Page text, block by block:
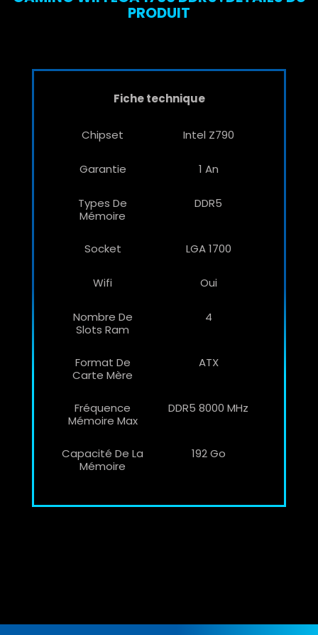
PRODUIT
Fiche technique
Chipset Intel Z790
Garantie 1 An
Types De
Mémoire
DDR5
Socket LGA 1700
Wifi Oui
Nombre De
Slots Ram
4
Format De
Carte Mère
ATX
Fréquence
Mémoire Max
DDR5 8000 MHz
Capacité De La
Mémoire
192 Go